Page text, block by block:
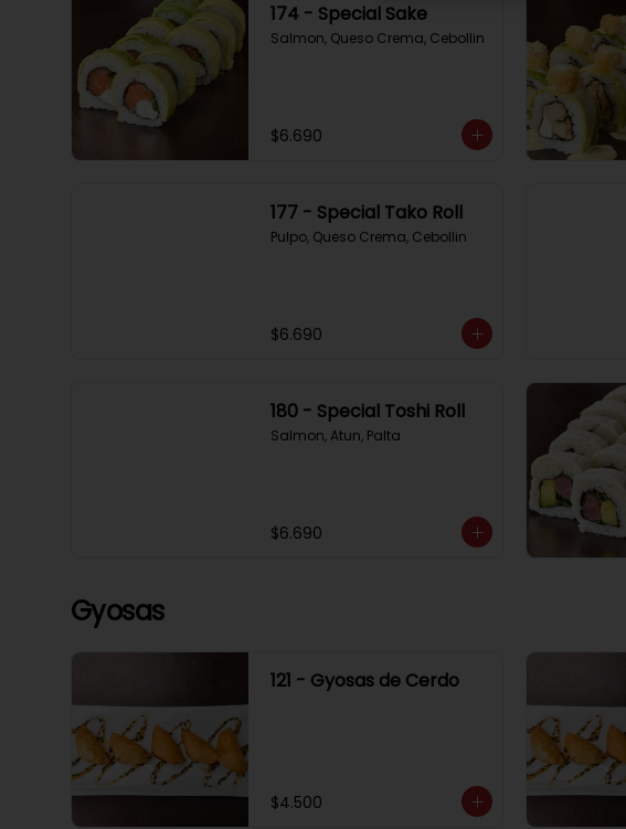
174 - Special Sake
Salmon, Queso Crema, Cebollin
$6.690
177 - Special Tako Roll
Pulpo, Queso Crema, Cebollin
$6.690
180 - Special Toshi Roll
Salmon, Atun, Palta
$6.690
Gyosas
121 - Gyosas de Cerdo
$4.500